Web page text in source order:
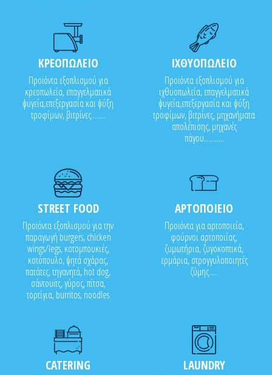
ΚΡΕΟΠΩΛΕΙΟ
Προϊόντα εξοπλισμού για
κρεοπωλεία, επαγγελματικά
ψυγεία,επεξεργασία και ψύξη
τροφίμων, βιτρίνες........
ΙΧΘΥΟΠΩΛΕΙΟ
Προϊόντα εξοπλισμού για
ιχθυοπωλεία, επαγγελματικά
ψυγεία,επεξεργασία και ψύξη
τροφίμων, βιτρίνες, μηχανήματα
απολέπισης, μηχανές
πάγου...........
STREET FOOD
Προϊόντα εξοπλισμού για την
παραγωγή burgers, chicken
wings/legs, κοτομπουκιές,
κοτόπουλο, ψητά σχάρας,
πατάτες, τηγανητά, hot dog,
σάντουϊτς, γύρος, πίτσα,
τορτίγια, burritos, noodles
ΑΡΤΟΠΟΙΕΙΟ
Προϊόντα για αρτοποιεία,
φούρνοι αρτοποιίας,
ζυμωτήρια, ζυγοκοπτικά,
ερμάρια, στρογγυλοποιητές
ζύμης.....
CATERING LAUNDRY